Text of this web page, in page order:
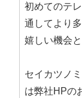
初めてのテ
通してより
嬉しい機会
セイカツノ
は弊社HPの